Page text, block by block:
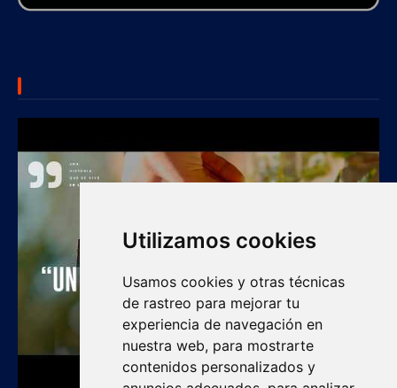
Utilizamos cookies
Usamos cookies y otras técnicas
de rastreo para mejorar tu
experiencia de navegación en
nuestra web, para mostrarte
contenidos personalizados y